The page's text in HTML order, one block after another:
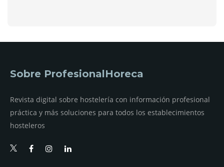
Sobre ProfesionalHoreca
Revista digital sobre hostelería con información profesional
práctica y más soluciones para todos los establecimientos
hosteleros